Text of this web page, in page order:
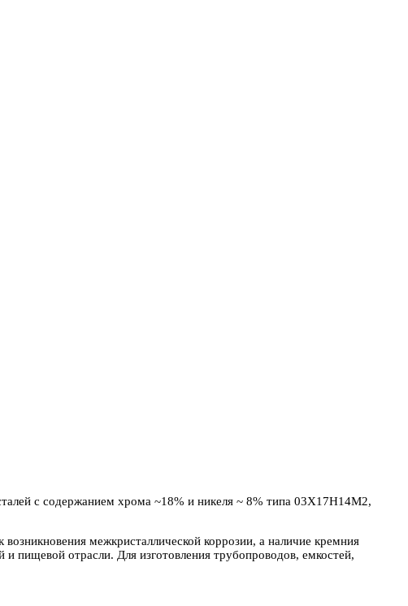
c содержанием хрома ~18% и никеля ~ 8% типа 03Х17Н14М2,
межкристаллической коррозии, а наличие кремния
пищевой отрасли. Для изготовления трубопроводов, емкостей,